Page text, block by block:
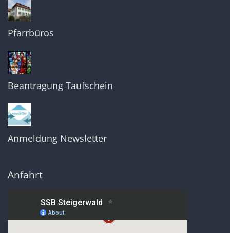
Pfarrbüros
Beantragung Taufschein
Anmeldung Newsletter
Anfahrt